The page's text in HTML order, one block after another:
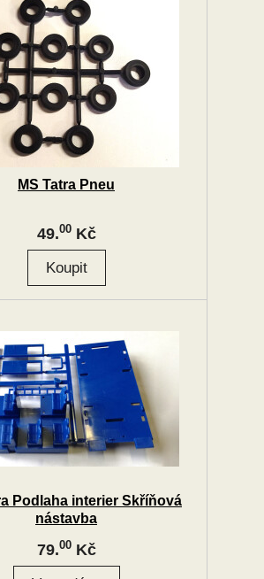
MS Tatra Pneu
49.00Kč
Podlaha interier Skříňová
nástavba
79.00Kč